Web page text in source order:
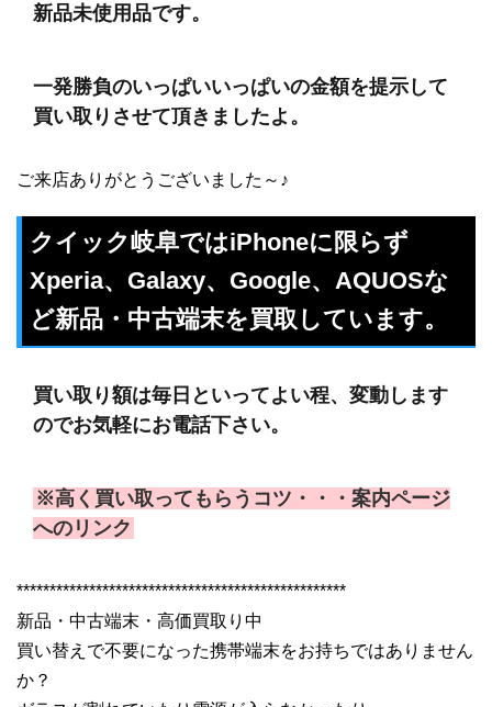
新品未使用品です。
一発勝負のいっぱいいっぱいの金額を提示して
買い取りさせて頂きましたよ。
ご来店ありがとうございました～♪
クイック岐阜ではiPhoneに限らず
Xperia、Galaxy、Google、AQUOSな
ど新品・中古端末を買取しています。
買い取り額は毎日といってよい程、変動します
のでお気軽にお電話下さい。
※高く買い取ってもらうコツ・・・案内ページ
へのリンク
**************************************************
新品・中古端末・高価買取り中
買い替えで不要になった携帯端末をお持ちではありません
か？